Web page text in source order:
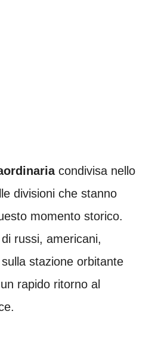
condivisa nello
divisioni che stanno
momento storico.
russi, americani,
stazione orbitante
rapido ritorno al